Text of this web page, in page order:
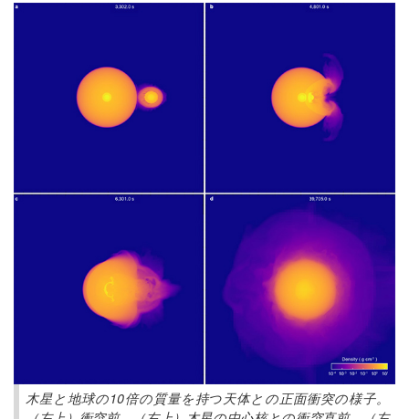
木星と地球の10倍の質量を持つ天体との正面衝突の様子。